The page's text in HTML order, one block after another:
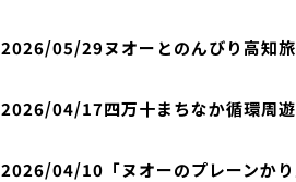
2026/05/29ヌオーとのんびり高知
2026/04/17四万十まちなか循環周
2026/04/10 「ヌオーのプレーンか